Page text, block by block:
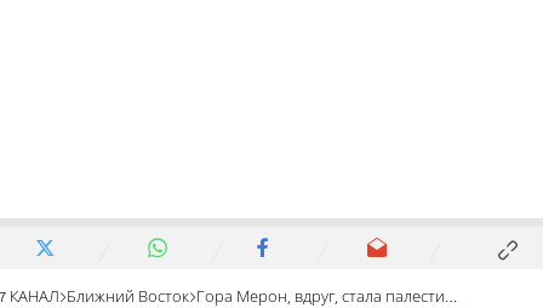
7 КАНАЛ Ближний Восток Гора Мерон, вдруг, стала палестинской